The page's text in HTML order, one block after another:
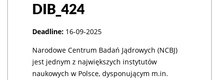
DIB_424
Deadline: 16-09-2025
Narodowe Centrum Badań Jądrowych (NCBJ)
jest jednym z największych instytutów
naukowych w Polsce, dysponującym m.in.